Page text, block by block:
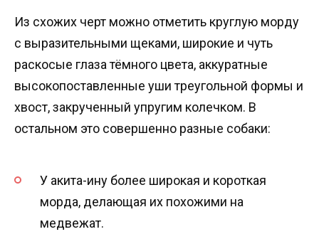
Из схожих черт можно отметить круглую морду
с выразительными щеками, широкие и чуть
раскосые глаза тёмного цвета, аккуратные
высокопоставленные уши треугольной формы и
хвост, закрученный упругим колечком. В
остальном это совершенно разные собаки:
У акита-ину более широкая и короткая
морда, делающая их похожими на
медвежат.